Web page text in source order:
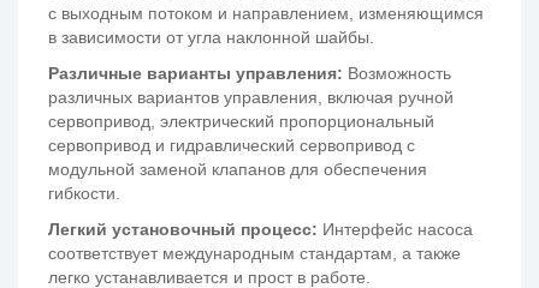
с выходным потоком и направлением, изменяющимся
в зависимости от угла наклонной шайбы.
Различные варианты управления: Возможность
различных вариантов управления, включая ручной
сервопривод, электрический пропорциональный
сервопривод и гидравлический сервопривод с
модульной заменой клапанов для обеспечения
гибкости.
Легкий установочный процесс: Интерфейс насоса
соответствует международным стандартам, а также
легко устанавливается и прост в работе.